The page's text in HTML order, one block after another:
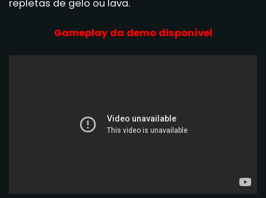
repletas de gelo ou lava.
Gameplay da demo disponível